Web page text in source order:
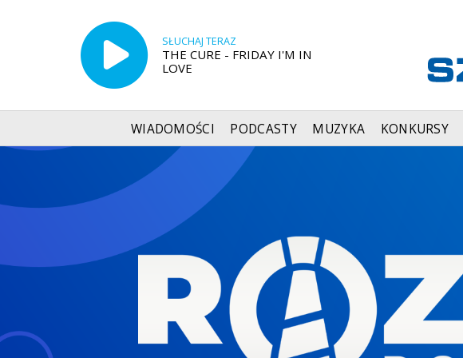
SŁUCHAJ TERAZ
THE CURE - FRIDAY I'M IN
LOVE
WIADOMOŚCI PODCASTY MUZYKA KONKURSY